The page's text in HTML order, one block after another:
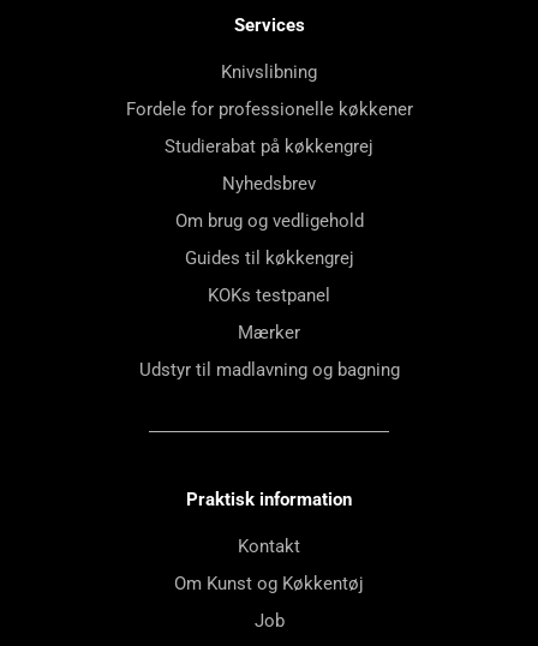
Services
Knivslibning
Fordele for professionelle køkkener
Studierabat på køkkengrej
Nyhedsbrev
Om brug og vedligehold
Guides til køkkengrej
KOKs testpanel
Mærker
Udstyr til madlavning og bagning
Praktisk information
Kontakt
Om Kunst og Køkkentøj
Job